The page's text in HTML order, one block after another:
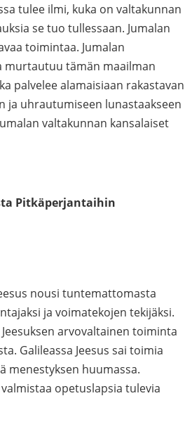
tulee ilmi, kuka on valtakunnan
se tuo tullessaan. Jumalan
toimintaa. Jumalan
murtautuu tämän maailman
palvelee alamaisiaan rakastavan
ja uhrautumiseen lunastaakseen
valtakunnan kansalaiset
Pitkäperjantaihin
nousi tuntemattomasta
ja voimatekojen tekijäksi.
arvovaltainen toiminta
Galileassa Jeesus sai toimia
menestyksen huumassa.
opetuslapsia tulevia